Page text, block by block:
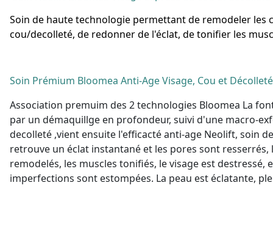
Soin de haute technologie permettant de remodeler les
cou/decolleté, de redonner de l'éclat, de tonifier les
Soin Prémium Bloomea Anti-Age Visage, Cou et
Association premuim des 2 technologies Bloomea La
par un démaquillge en profondeur, suivi d'une macro-
decolleté ,vient ensuite l'efficacté anti-age Neolift, soin
retrouve un éclat instantané et les pores sont resserrés,
remodelés, les muscles tonifiés, le visage est destressé,
imperfections sont estompées. La peau est éclatante,